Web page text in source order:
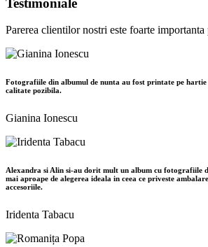
Testimoniale
Parerea clientilor nostri este foarte
Fotografiile din albumul de nunta au fost printate pe
calitate pozibila.
Gianina Ionescu
Alexandra si Alin si-au dorit mult un album cu fotografiile
mai aproape de alegerea ideala in ceea ce priveste
accesoriile.
Iridenta Tabacu